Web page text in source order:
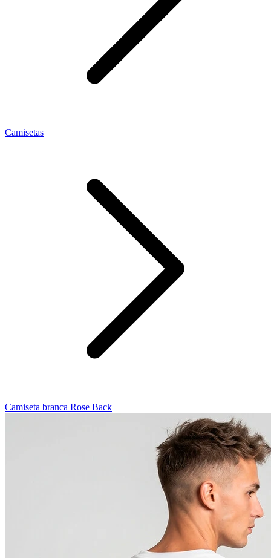
Camisetas
Camiseta branca Rose Back